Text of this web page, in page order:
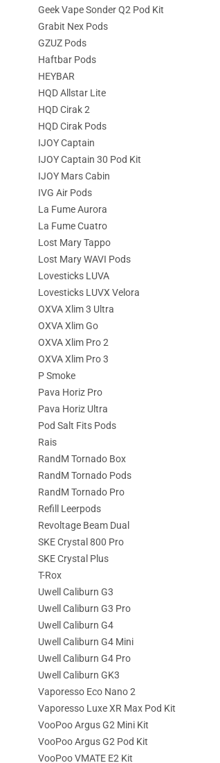
Geek Vape Sonder Q2 Pod Kit
Grabit Nex Pods
GZUZ Pods
Haftbar Pods
HEYBAR
HQD Allstar Lite
HQD Cirak 2
HQD Cirak Pods
IJOY Captain
IJOY Captain 30 Pod Kit
IJOY Mars Cabin
IVG Air Pods
La Fume Aurora
La Fume Cuatro
Lost Mary Tappo
Lost Mary WAVI Pods
Lovesticks LUVA
Lovesticks LUVX Velora
OXVA Xlim 3 Ultra
OXVA Xlim Go
OXVA Xlim Pro 2
OXVA Xlim Pro 3
P Smoke
Pava Horiz Pro
Pava Horiz Ultra
Pod Salt Fits Pods
Rais
RandM Tornado Box
RandM Tornado Pods
RandM Tornado Pro
Refill Leerpods
Revoltage Beam Dual
SKE Crystal 800 Pro
SKE Crystal Plus
T-Rox
Uwell Caliburn G3
Uwell Caliburn G3 Pro
Uwell Caliburn G4
Uwell Caliburn G4 Mini
Uwell Caliburn G4 Pro
Uwell Caliburn GK3
Vaporesso Eco Nano 2
Vaporesso Luxe XR Max Pod Kit
VooPoo Argus G2 Mini Kit
VooPoo Argus G2 Pod Kit
VooPoo VMATE E2 Kit